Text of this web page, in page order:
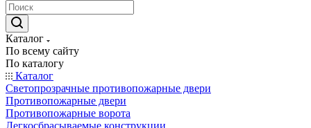
Каталог
По всему сайту
По каталогу
Каталог
Светопрозрачные противопожарные двери
Противопожарные двери
Противопожарные ворота
Легкосбрасываемые конструкции